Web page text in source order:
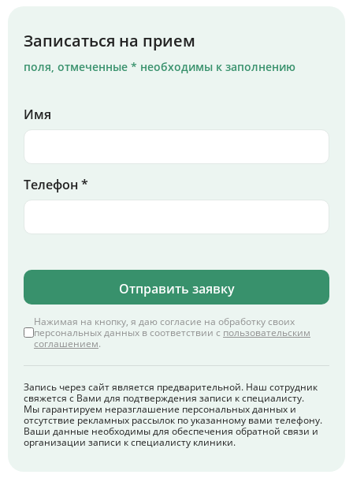
Записаться на прием
поля, отмеченные * необходимы к заполнению
Имя
Телефон *
Отправить заявку
Нажимая на кнопку, я даю согласие на обработку своих
персональных данных в соответствии с пользовательским
соглашением.
Запись через сайт является предварительной. Наш сотрудник
свяжется с Вами для подтверждения записи к специалисту.
Мы гарантируем неразглашение персональных данных и
отсутствие рекламных рассылок по указанному вами телефону.
Ваши данные необходимы для обеспечения обратной связи и
организации записи к специалисту клиники.